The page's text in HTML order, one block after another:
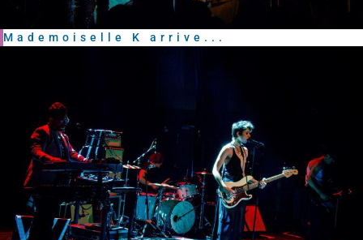
Mademoiselle K arrive...